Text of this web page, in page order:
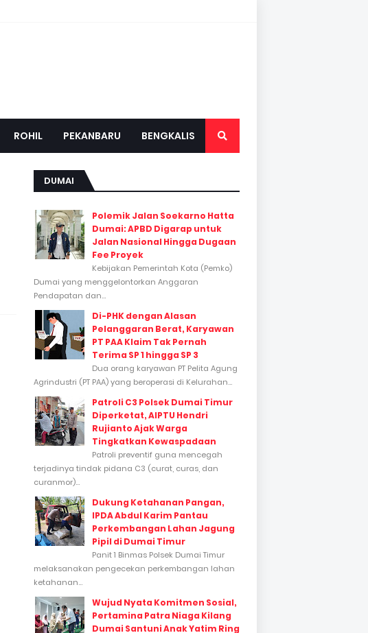
ROHIL PEKANBARU BENGKALIS
DUMAI
Polemik Jalan Soekarno Hatta
Dumai: APBD Digarap untuk
Jalan Nasional Hingga Dugaan
Fee Proyek
Kebijakan Pemerintah Kota (Pemko)
Dumai yang menggelontorkan Anggaran
Pendapatan dan...
Di-PHK dengan Alasan
Pelanggaran Berat, Karyawan
PT PAA Klaim Tak Pernah
Terima SP 1 hingga SP 3
Dua orang karyawan PT Pelita Agung
Agrindustri (PT PAA) yang beroperasi di Kelurahan...
Patroli C3 Polsek Dumai Timur
Diperketat, AIPTU Hendri
Rujianto Ajak Warga
Tingkatkan Kewaspadaan
Patroli preventif guna mencegah
terjadinya tindak pidana C3 (curat, curas, dan
curanmor)...
Dukung Ketahanan Pangan,
IPDA Abdul Karim Pantau
Perkembangan Lahan Jagung
Pipil di Dumai Timur
Panit 1 Binmas Polsek Dumai Timur
melaksanakan pengecekan perkembangan lahan
ketahanan...
Wujud Nyata Komitmen Sosial,
Pertamina Patra Niaga Kilang
Dumai Santuni Anak Yatim Ring